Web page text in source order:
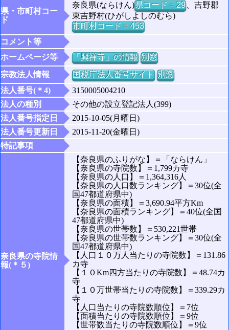
県・市町村コー
ド
奈良県(ならけん)県コード = 29、吉野郡
東吉野村(ひがしよしのむら)
市町村コード = 453
コメント等
ホームページ等
「興禅寺」の情報 別窓
宗教法人情報
国税庁法人番号サイト 別窓
法人番号(＊4)
3150005004210
法人の種別
その他の設立登記法人(399)
法人番号指定日
2015-10-05(月曜日)
法人番号更新日
2015-11-20(金曜日)
特記事項
奈良県の寺院情
報(＊５)
【奈良県のふりがな】＝「ならけん」
【奈良県の寺院数】＝1,799カ寺
【奈良県の人口】＝1,364,316人
【奈良県の人口数ランキング】＝30位(全
国47都道府県中)
【奈良県の面積】＝3,690.94平方Km
【奈良県の面積ランキング】＝40位(全国
47都道府県中)
【奈良県の世帯数】＝530,221世帯
【奈良県の世帯数ランキング】＝30位(全
国47都道府県中)
【人口１０万人当たりの寺院数】＝131.86
カ寺
【１０Km四方当たりの寺院数】＝48.74カ
寺
【１０万世帯当たりの寺院数】＝339.29カ
寺
【人口当たりの寺院数順位】＝7位
【面積当たりの寺院数順位】＝9位
【世帯数当たりの寺院数順位】＝9位